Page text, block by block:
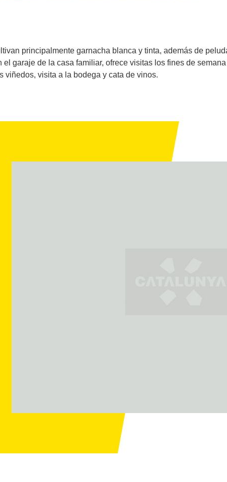
principalmente garnacha blanca y tinta, además de
garaje de la casa familiar, ofrece visitas los fines de
viñedos, visita a la bodega y cata de vinos.